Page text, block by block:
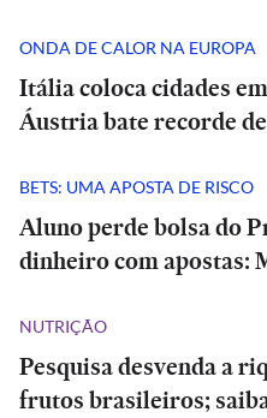
ONDA DE CALOR NA EUROPA
Itália coloca cidades
Áustria bate recorde
BETS: UMA APOSTA DE RISCO
Aluno perde bolsa do
dinheiro com apostas:
NUTRIÇÃO
Pesquisa desvenda a
frutos brasileiros;